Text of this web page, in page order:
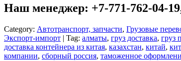
Наш менеджер: +7-771-762-04-
Category: Автотранспорт, запчасти, Грузовые
Экспорт-импорт | Tag: алматы, груз доставка, груз
доставка контейнера из китая, казахстан, китай,
компании, сборный россия, таможенное